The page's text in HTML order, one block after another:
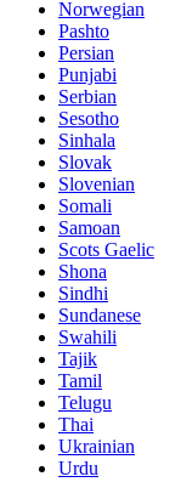
Norwegian
Pashto
Persian
Punjabi
Serbian
Sesotho
Sinhala
Slovak
Slovenian
Somali
Samoan
Scots Gaelic
Shona
Sindhi
Sundanese
Swahili
Tajik
Tamil
Telugu
Thai
Ukrainian
Urdu